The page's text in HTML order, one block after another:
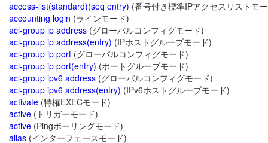
access-list(standard)(seq entry) (番号付き標準IPアクセスリストモ
accounting login (ラインモード)
acl-group ip address (グローバルコンフィグモード)
acl-group ip address(entry) (IPホストグループモード)
acl-group ip port (グローバルコンフィグモード)
acl-group ip port(entry) (ポートグループモード)
acl-group ipv6 address (グローバルコンフィグモード)
acl-group ipv6 address(entry) (IPv6ホストグループモード)
activate (特権EXECモード)
active (トリガーモード)
active (Pingポーリングモード)
alias (インターフェースモード)